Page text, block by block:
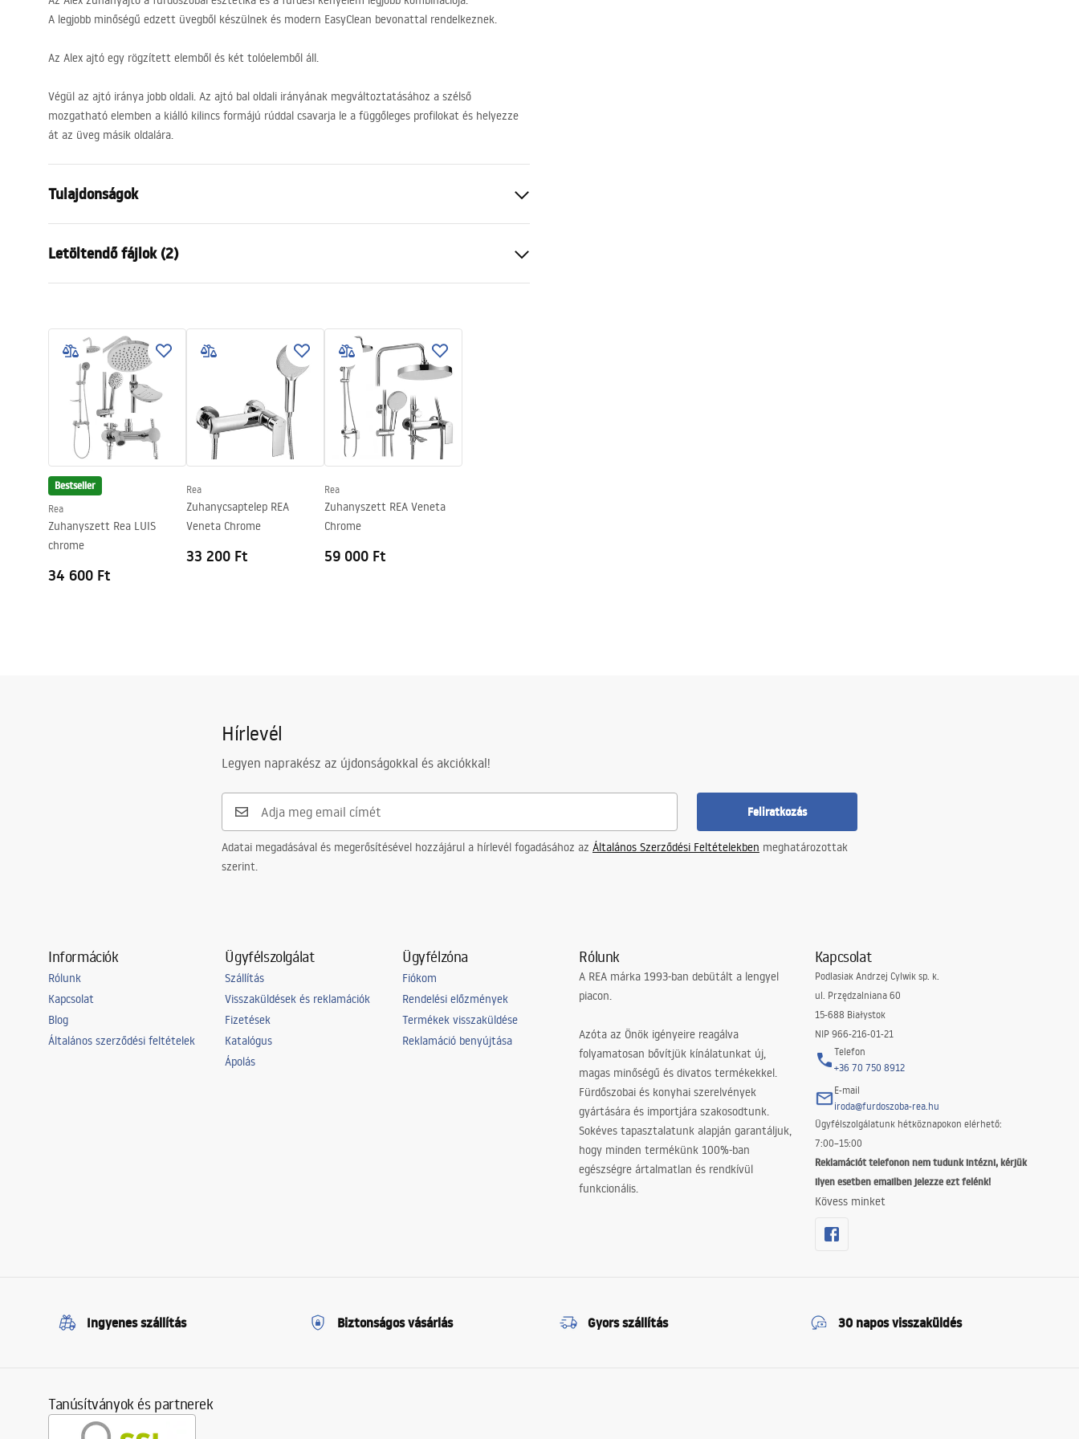
A legjobb minőségű edzett üvegből készülnek és modern EasyClean bevonattal rendelkeznek.
Az Alex ajtó egy rögzített elemből és két tolóelemből áll.
Végül az ajtó iránya jobb oldali. Az ajtó bal oldali irányának megváltoztatásához a szélső
mozgatható elemben a kiálló kilincs formájú rúddal csavarja le a függőleges profilokat és helyezze
át az üveg másik oldalára.
Tulajdonságok
Az ajtó mérete
Üvegvastagság
4 mm
Profil anyaga
Tartó anyaga
Sárgaréz
Profilok kivitele
A profilok állítása
Tömítékkészlet a csomagban
Zuhanytálca nélkül is felszerelhető
Igen
Garancia
24 Hónap
Letöltendő fájlok (2)
NOWA_Instrukcja_monta__u_Drzw
i_ALEX.pdf
Instrukcja_zmiany_kierunku_drzw
i_ALEX.pdf
Bestseller
Rea
Zuhanyszett Rea LUIS
chrome
34 600 Ft
Rea
Zuhanycsaptelep REA
Veneta Chrome
33 200 Ft
Rea
Zuhanyszett REA Veneta
Chrome
59 000 Ft
Hírlevél
Legyen naprakész az újdonságokkal és akciókkal!
Feliratkozás
Adatai megadásával és megerősítésével hozzájárul a hírlevél fogadásához az Általános Szerződési Feltételekben meghatározottak
szerint.
Információk
Rólunk
Kapcsolat
Blog
Általános szerződési feltételek
Ügyfélszolgálat
Szállítás
Visszaküldések és reklamációk
Fizetések
Katalógus
Ápolás
Ügyfélzóna
Fiókom
Rendelési előzmények
Termékek visszaküldése
Reklamáció benyújtása
Rólunk
A REA márka 1993-ban debütált a lengyel
piacon.
Azóta az Önök igényeire reagálva
folyamatosan bővítjük kínálatunkat új,
magas minőségű és divatos termékekkel.
Fürdőszobai és konyhai szerelvények
gyártására és importjára szakosodtunk.
Sokéves tapasztalatunk alapján garantáljuk,
hogy minden termékünk 100%-ban
egészségre ártalmatlan és rendkívül
funkcionális.
Kapcsolat
Podlasiak Andrzej Cylwik sp. k.
ul. Przędzalniana 60
15-688 Białystok
NIP 966-216-01-21
Telefon
+36 70 750 8912
E-mail
iroda@furdoszoba-rea.hu
Ügyfélszolgálatunk hétköznapokon elérhető:
7:00–15:00
Reklamációt telefonon nem tudunk intézni, kérjük
ilyen esetben emailben jelezze ezt felénk!
Kövess minket
Ingyenes szállítás Biztonságos vásárlás Gyors szállítás 30 napos visszaküldés
Tanúsítványok és partnerek